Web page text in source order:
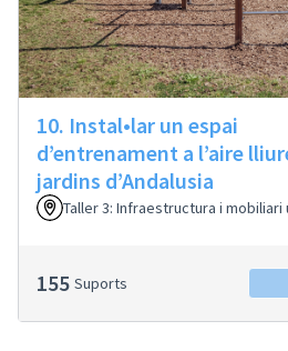
10. Instal•lar un espai
d’entrenament a l’aire
jardins d’Andalusia
Taller 3: Infraestructura i mobiliari
155 Suports